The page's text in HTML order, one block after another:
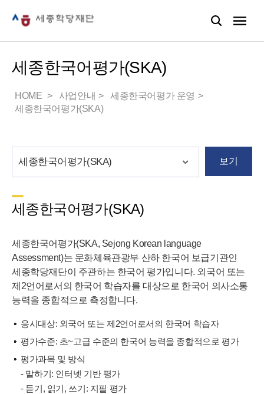
세종한국어평가(SKA)
HOME 사업안내
세종한국어평가 운영
세종한국어평가(SKA)
보기
세종한국어평가(SKA)
세종한국어평가(SKA, Sejong Korean language
Assessment)는 문화체육관광부 산하 한국어 보급기관인
세종학당재단이 주관하는 한국어 평가입니다. 외국어 또는
제2언어로서의 한국어 학습자를 대상으로 한국어 의사소통
능력을 종합적으로 측정합니다.
응시대상: 외국어 또는 제2언어로서의 한국어 학습자
평가수준: 초~고급 수준의 한국어 능력을 종합적으로 평가
평가과목 및 방식
- 말하기: 인터넷 기반 평가
- 듣기, 읽기, 쓰기: 지필 평가